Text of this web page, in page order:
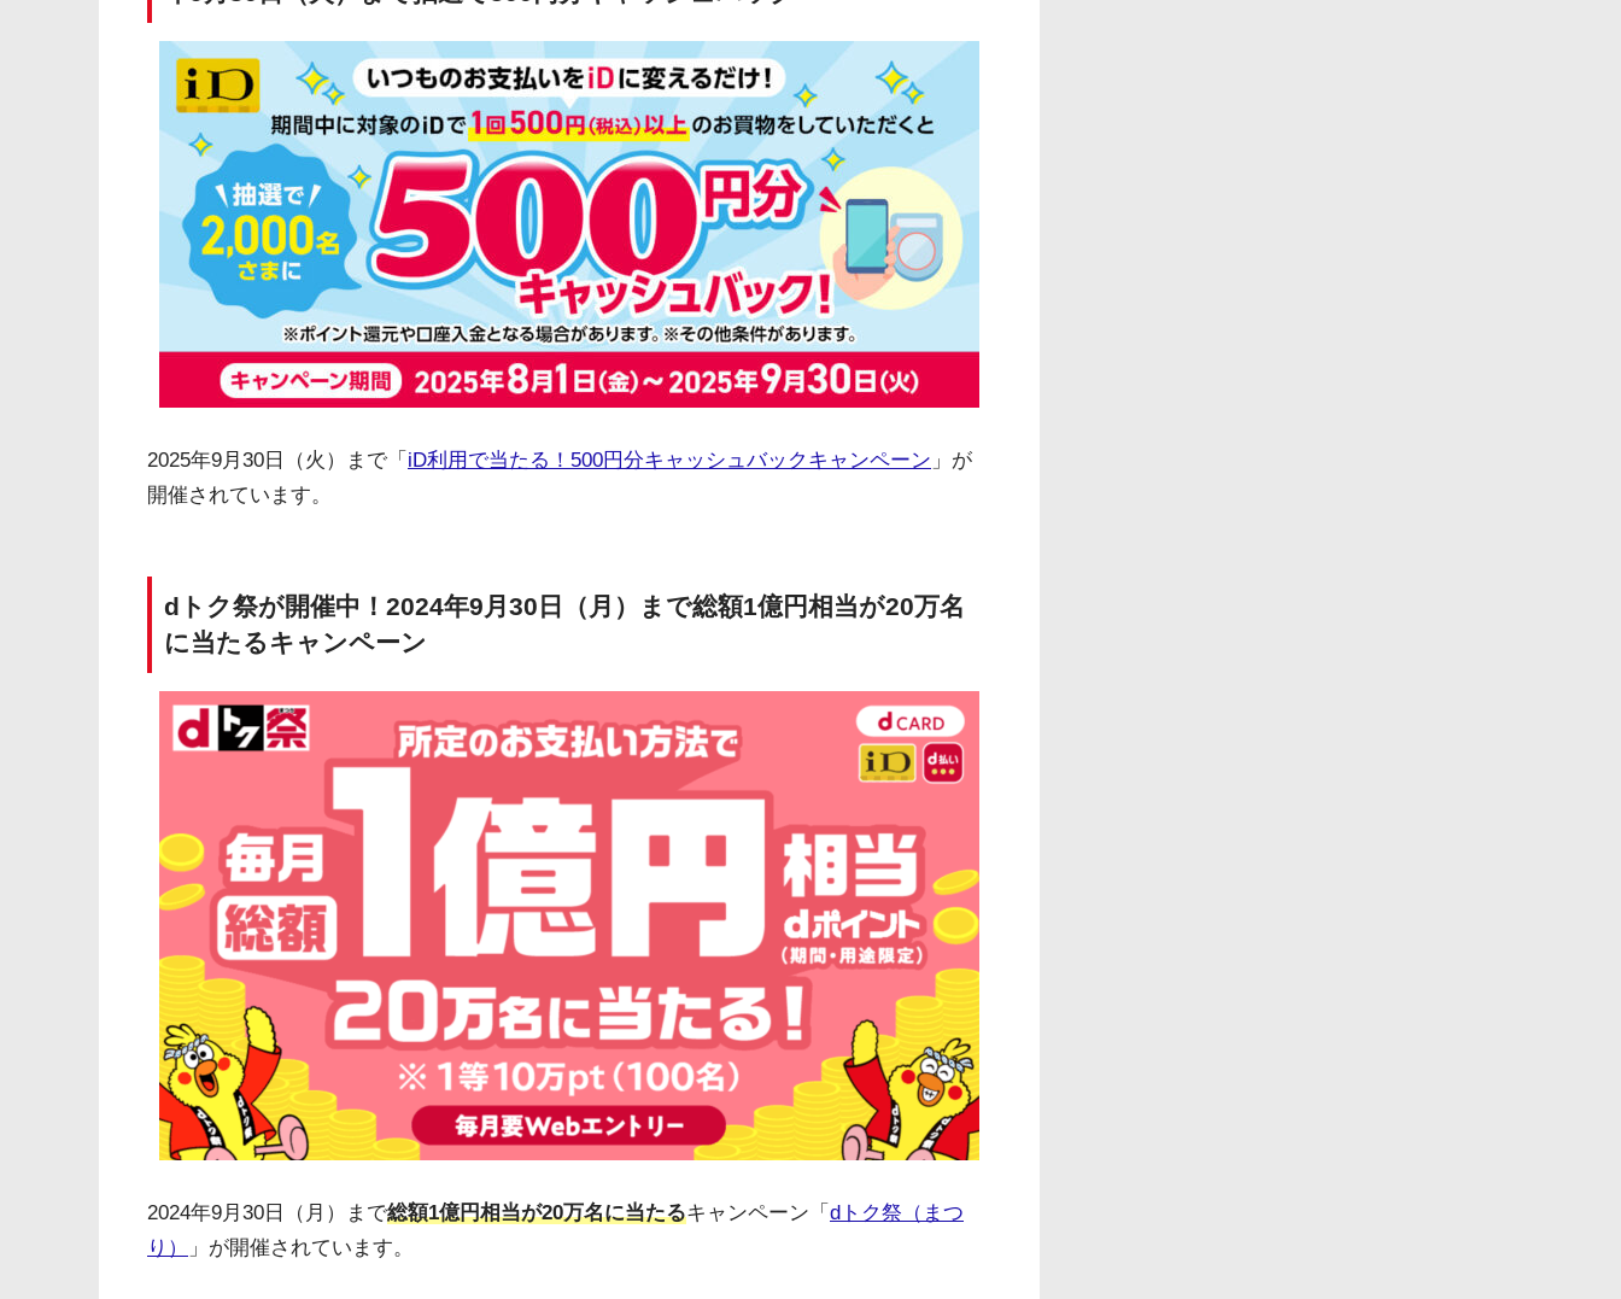
2025年9月30日（火）まで「 iD利用で当たる！500円分キャッシュバックキャンペーン 」が
開催されています。
dトク祭が開催中！2024年9月30日（月）まで総額1億円相当が20万名
に当たるキャンペーン
2024年9月30日（月）まで総額1億円相当が20万名に当たるキャンペーン「 dトク祭（まつ
り）
」が開催されています。